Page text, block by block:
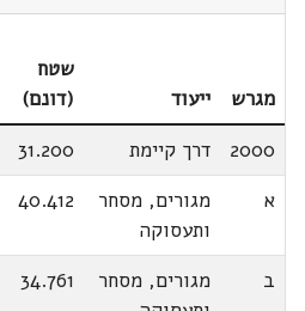
מגרש ייעוד
שטח
(דונם)
2000
דרך קיימת
31.200
א
מגורים, מסחר
ותעסוקה
40.412
ב
מגורים, מסחר
34.761